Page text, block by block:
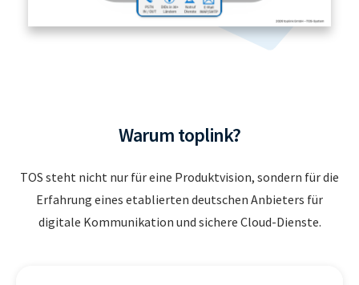
Warum toplink?
TOS steht nicht nur für eine Produktvision, sondern für die
Erfahrung eines etablierten deutschen Anbieters für
digitale Kommunikation und sichere Cloud-Dienste.